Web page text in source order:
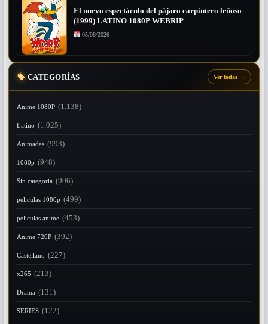
El nuevo espectáculo del pájaro carpintero leñoso
(1999) LATINO 1080P WEBRIP
05/08/2026
CATEGORÍAS Ver todas →
Anime 1080P (1.138)
Latino (1.025)
Animadas (993)
1080p (948)
Sin categoria (906)
peliculas 1080p (499)
peliculas anime (453)
Anime 720P (392)
Castellano (227)
x265 (213)
Drama (131)
SERIES (122)